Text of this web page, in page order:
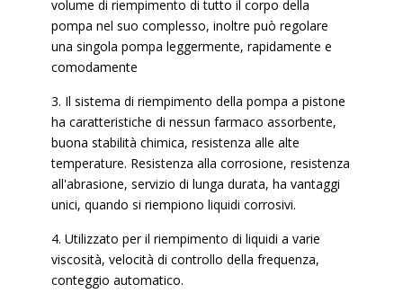
volume di riempimento di tutto il corpo della
pompa nel suo complesso, inoltre può regolare
una singola pompa leggermente, rapidamente e
comodamente
3. Il sistema di riempimento della pompa a pistone
ha caratteristiche di nessun farmaco assorbente,
buona stabilità chimica, resistenza alle alte
temperature. Resistenza alla corrosione, resistenza
all'abrasione, servizio di lunga durata, ha vantaggi
unici, quando si riempiono liquidi corrosivi.
4. Utilizzato per il riempimento di liquidi a varie
viscosità, velocità di controllo della frequenza,
conteggio automatico.